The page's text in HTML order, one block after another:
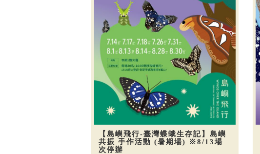
【島嶼飛行-臺灣蝶蛾生存記】島嶼
共振 手作活動 (暑期場) ※8/13場
次停辦